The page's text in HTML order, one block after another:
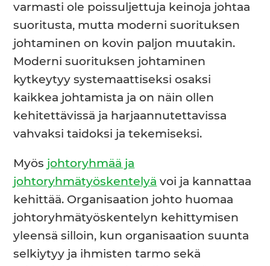
varmasti ole poissuljettuja keinoja johtaa
suoritusta, mutta moderni suorituksen
johtaminen on kovin paljon muutakin.
Moderni suorituksen johtaminen
kytkeytyy systemaattiseksi osaksi
kaikkea johtamista ja on näin ollen
kehitettävissä ja harjaannutettavissa
vahvaksi taidoksi ja tekemiseksi.
Myös johtoryhmää ja
johtoryhmätyöskentelyä voi ja kannattaa
kehittää. Organisaation johto huomaa
johtoryhmätyöskentelyn kehittymisen
yleensä silloin, kun organisaation suunta
selkiytyy ja ihmisten tarmo sekä